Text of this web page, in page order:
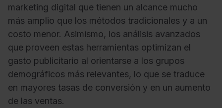
marketing digital que tienen un alcance mucho
más amplio que los métodos tradicionales y a un
costo menor. Asimismo, los análisis avanzados
que proveen estas herramientas optimizan el
gasto publicitario al orientarse a los grupos
demográficos más relevantes, lo que se traduce
en mayores tasas de conversión y en un aumento
de las ventas.